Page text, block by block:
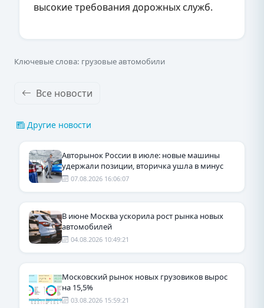
высокие требования дорожных служб.
Ключевые слова: грузовые автомобили
Все новости
Другие новости
Авторынок России в июле: новые машины
удержали позиции, вторичка ушла в минус
07.08.2026 16:06:07
В июне Москва ускорила рост рынка новых
автомобилей
04.08.2026 10:49:21
Московский рынок новых грузовиков вырос
на 15,5%
03.08.2026 15:59:21